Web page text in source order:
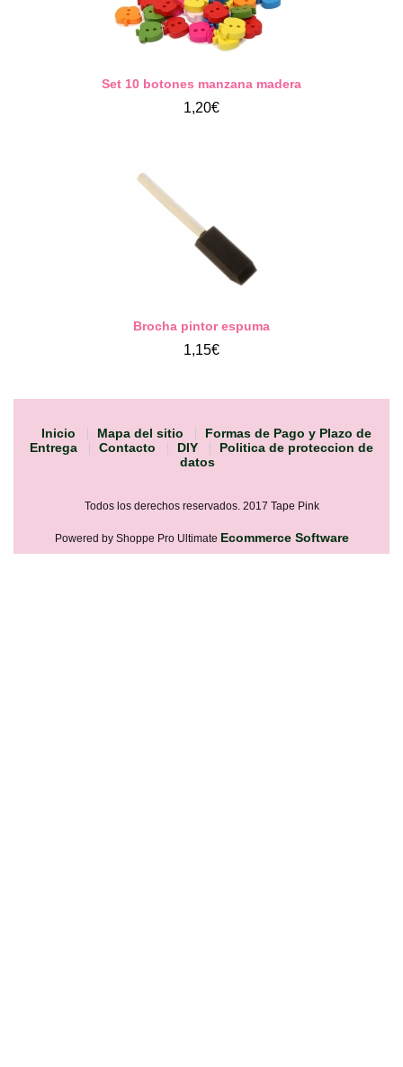
Set 10 botones manzana madera
1,20€
Brocha pintor espuma
1,15€
Inicio Mapa del sitio
Formas de Pago y Plazo de
Entrega
Contacto DIY
Politica de proteccion de
datos
Todos los derechos reservados. 2017 Tape Pink
Powered by Shoppe Pro Ultimate Ecommerce Software